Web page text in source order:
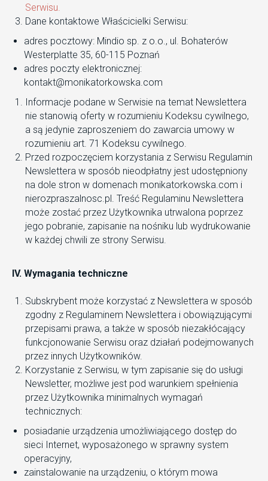
Serwisu.
Dane kontaktowe Właścicielki Serwisu:
adres pocztowy: Mindio sp. z o.o., ul. Bohaterów
Westerplatte 35, 60-115 Poznań
adres poczty elektronicznej:
kontakt@monikatorkowska.com
Informacje podane w Serwisie na temat Newslettera
nie stanowią oferty w rozumieniu Kodeksu cywilnego,
a są jedynie zaproszeniem do zawarcia umowy w
rozumieniu art. 71 Kodeksu cywilnego.
Przed rozpoczęciem korzystania z Serwisu Regulamin
Newslettera w sposób nieodpłatny jest udostępniony
na dole stron w domenach monikatorkowska.com i
nierozpraszalnosc.pl. Treść Regulaminu Newslettera
może zostać przez Użytkownika utrwalona poprzez
jego pobranie, zapisanie na nośniku lub wydrukowanie
w każdej chwili ze strony Serwisu.
IV. Wymagania techniczne
Subskrybent może korzystać z Newslettera w sposób
zgodny z Regulaminem Newslettera i obowiązującymi
przepisami prawa, a także w sposób niezakłócający
funkcjonowanie Serwisu oraz działań podejmowanych
przez innych Użytkowników.
Korzystanie z Serwisu, w tym zapisanie się do usługi
Newsletter, możliwe jest pod warunkiem spełnienia
przez Użytkownika minimalnych wymagań
technicznych:
posiadanie urządzenia umożliwiającego dostęp do
sieci Internet, wyposażonego w sprawny system
operacyjny,
zainstalowanie na urządzeniu, o którym mowa